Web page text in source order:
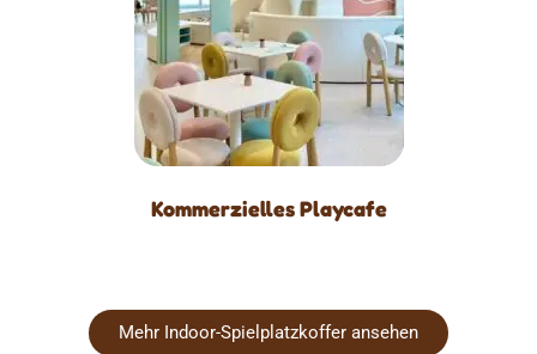
Kommerzielles Playcafe
Mehr Indoor-Spielplatzkoffer ansehen